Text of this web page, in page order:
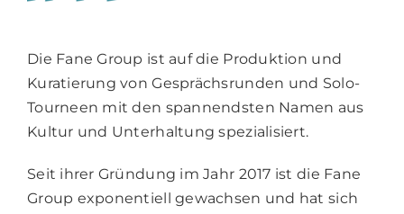
Die Fane Group ist auf die Produktion und
Kuratierung von Gesprächsrunden und Solo-
Tourneen mit den spannendsten Namen aus
Kultur und Unterhaltung spezialisiert.
Seit ihrer Gründung im Jahr 2017 ist die Fane
Group exponentiell gewachsen und hat sich